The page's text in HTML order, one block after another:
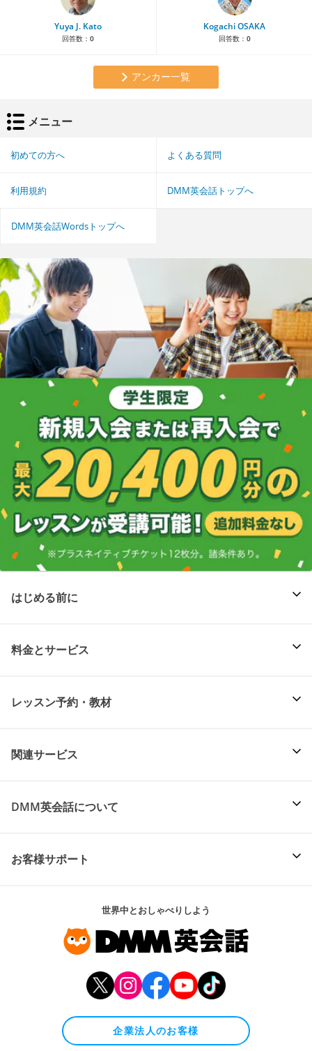
Yuya J. Kato
回答数： 0
Kogachi OSAKA
回答数： 0
アンカー一覧
メニュー
初めての方へ よくある質問
利用規約 DMM英会話トップへ
DMM英会話Wordsトップへ
はじめる前に
料金とサービス
レッスン予約・教材
関連サービス
DMM英会話について
お客様サポート
世界中とおしゃべりしよう
企業法人のお客様